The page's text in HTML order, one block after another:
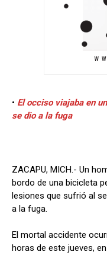
• El occiso viajaba en
se dio a la fuga
ZACAPU, MICH.- Un
bordo de una bicicleta
lesiones que sufrió al
a la fuga.
El mortal accidente
horas de este jueves,